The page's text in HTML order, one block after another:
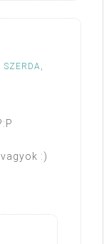
:)